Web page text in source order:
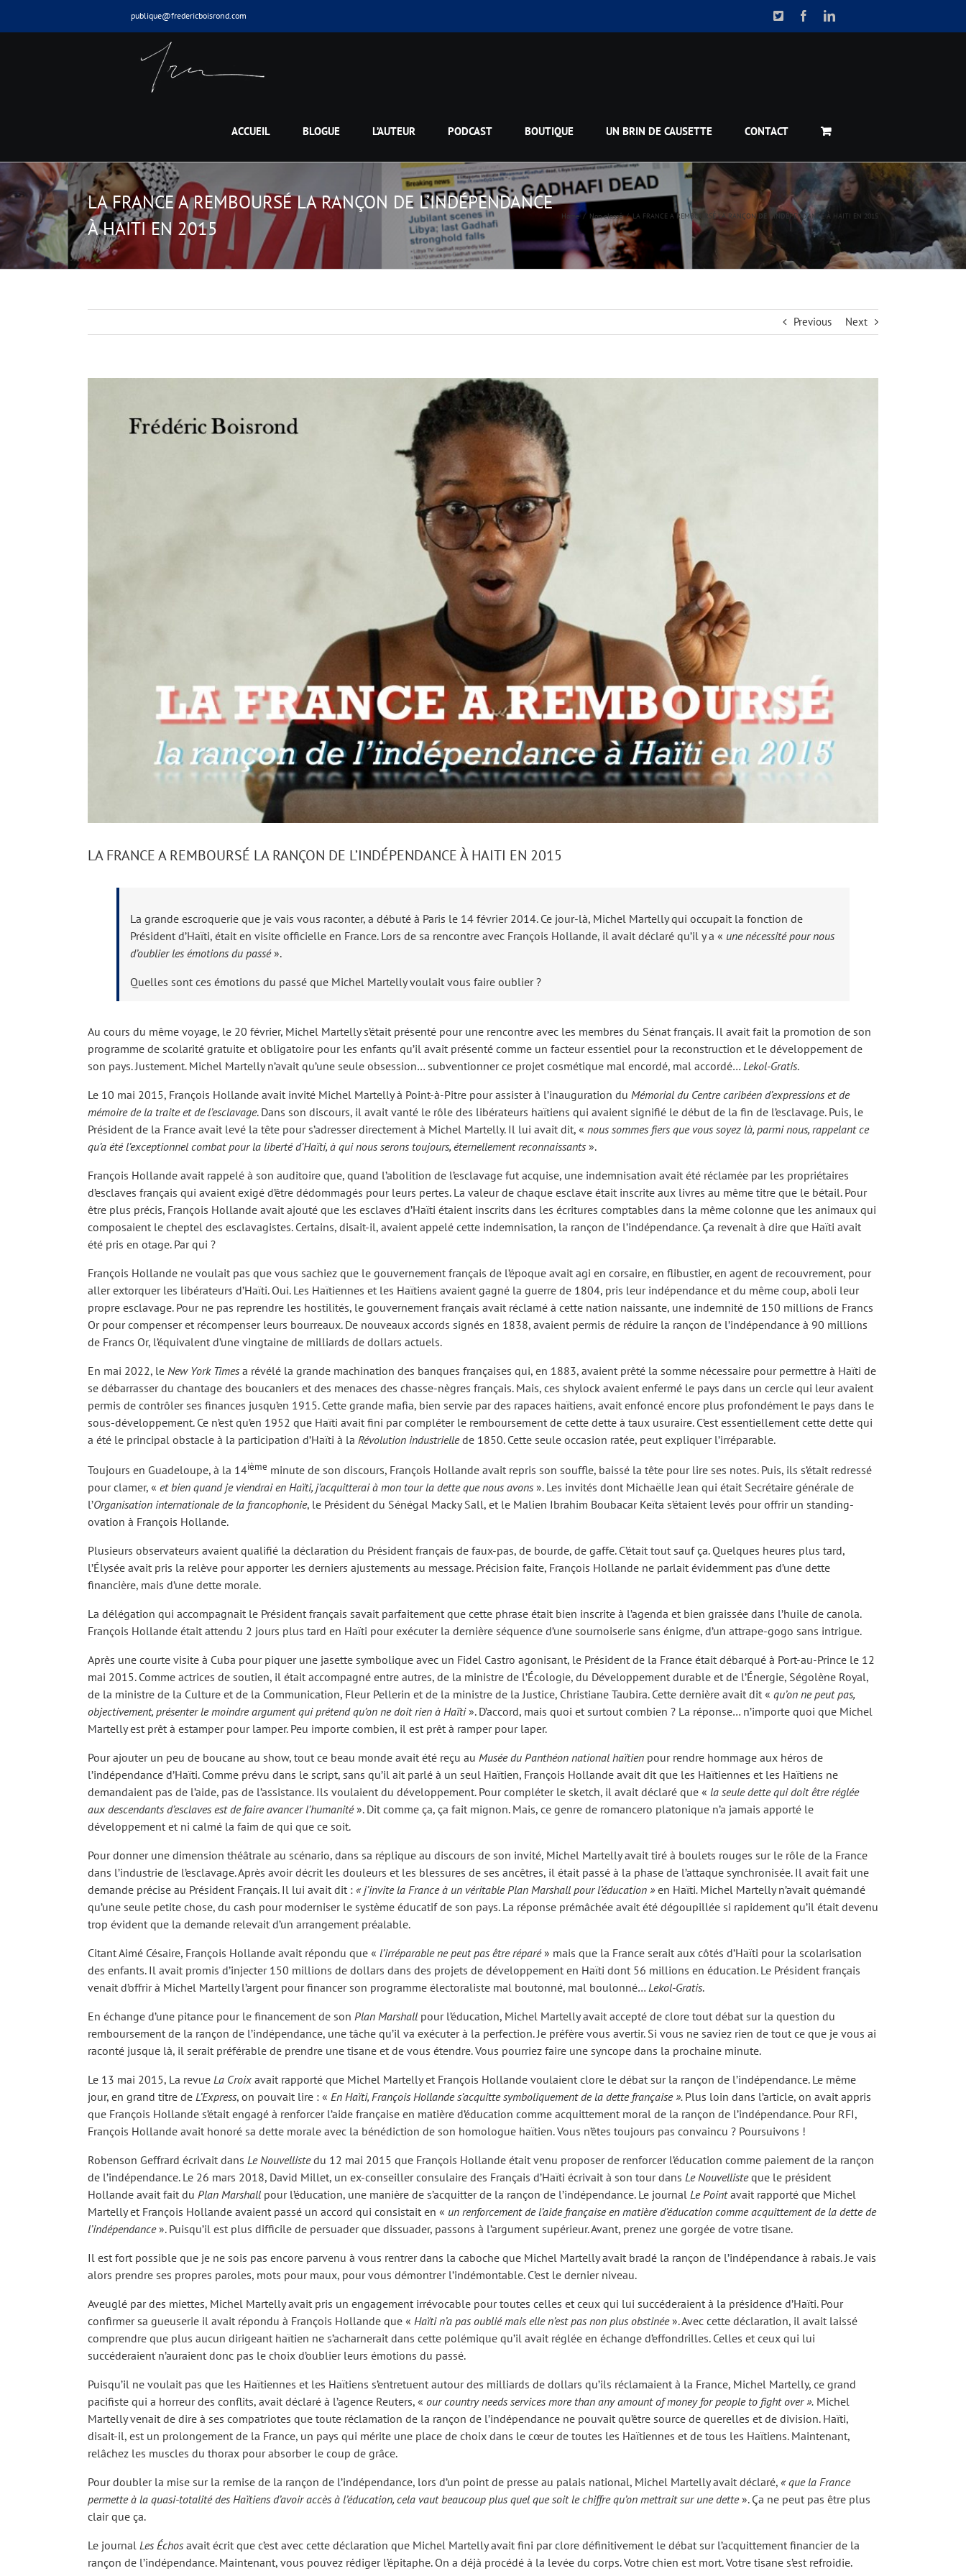
publique@fredericboisrond.com X FacebookLinkedIn
ACCUEIL BLOGUE L’AUTEUR PODCAST BOUTIQUE UN BRIN DE CAUSETTE CONTACT
LA FRANCE A REMBOURSÉ LA RANÇON DE L’INDÉPENDANCE
À HAITI EN 2015
Home Non classé LA FRANCE A REMBOURSÉ LA RANÇON DE L’INDÉPENDANCE À HAITI EN 2015
Previous Next
LA FRANCE A REMBOURSÉ LA RANÇON DE L’INDÉPENDANCE À HAITI EN 2015
La grande escroquerie que je vais vous raconter, a débuté à Paris le 14 février 2014. Ce jour-là, Michel Martelly qui occupait la fonction de
Président d’Haïti, était en visite officielle en France. Lors de sa rencontre avec François Hollande, il avait déclaré qu’il y a « une nécessité pour nous
d’oublier les émotions du passé».
Quelles sont ces émotions du passé que Michel Martelly voulait vous faire oublier ?
Au cours du même voyage, le 20 février, Michel Martelly s’était présenté pour une rencontre avec les membres du Sénat français. Il avait fait la promotion de son
programme de scolarité gratuite et obligatoire pour les enfants qu’il avait présenté comme un facteur essentiel pour la reconstruction et le développement de
son pays. Justement. Michel Martelly n’avait qu’une seule obsession… subventionner ce projet cosmétique mal encordé, mal accordé… Lekol-Gratis.
Le 10 mai 2015, François Hollande avait invité Michel Martelly à Point-à-Pitre pour assister à l’inauguration du Mémorial du Centre caribéen d’expressions et de
mémoire de la traite et de l’esclavage. Dans son discours, il avait vanté le rôle des libérateurs haïtiens qui avaient signifié le début de la fin de l’esclavage. Puis, le
Président de la France avait levé la tête pour s’adresser directement à Michel Martelly. Il lui avait dit, « nous sommes fiers que vous soyez là, parmi nous, rappelant ce
qu’a été l’exceptionnel combat pour la liberté d’Haïti, à qui nous serons toujours, éternellement reconnaissants ».
François Hollande avait rappelé à son auditoire que, quand l’abolition de l’esclavage fut acquise, une indemnisation avait été réclamée par les propriétaires
d’esclaves français qui avaient exigé d’être dédommagés pour leurs pertes. La valeur de chaque esclave était inscrite aux livres au même titre que le bétail. Pour
être plus précis, François Hollande avait ajouté que les esclaves d’Haïti étaient inscrits dans les écritures comptables dans la même colonne que les animaux qui
composaient le cheptel des esclavagistes. Certains, disait-il, avaient appelé cette indemnisation, la rançon de l’indépendance. Ça revenait à dire que Haïti avait
été pris en otage. Par qui ?
François Hollande ne voulait pas que vous sachiez que le gouvernement français de l’époque avait agi en corsaire, en flibustier, en agent de recouvrement, pour
aller extorquer les libérateurs d’Haïti. Oui. Les Haïtiennes et les Haïtiens avaient gagné la guerre de 1804, pris leur indépendance et du même coup, aboli leur
propre esclavage. Pour ne pas reprendre les hostilités, le gouvernement français avait réclamé à cette nation naissante, une indemnité de 150 millions de Francs
Or pour compenser et récompenser leurs bourreaux. De nouveaux accords signés en 1838, avaient permis de réduire la rançon de l’indépendance à 90 millions
de Francs Or, l’équivalent d’une vingtaine de milliards de dollars actuels.
En mai 2022, le New York Times a révélé la grande machination des banques françaises qui, en 1883, avaient prêté la somme nécessaire pour permettre à Haïti de
se débarrasser du chantage des boucaniers et des menaces des chasse-nègres français. Mais, ces shylock avaient enfermé le pays dans un cercle qui leur avaient
permis de contrôler ses finances jusqu’en 1915. Cette grande mafia, bien servie par des rapaces haïtiens, avait enfoncé encore plus profondément le pays dans le
sous-développement. Ce n’est qu’en 1952 que Haïti avait fini par compléter le remboursement de cette dette à taux usuraire. C’est essentiellement cette dette qui
a été le principal obstacle à la participation d’Haïti à la Révolution industriellede 1850. Cette seule occasion ratée, peut expliquer l’irréparable.
Toujours en Guadeloupe, à la 14ième minute de son discours, François Hollande avait repris son souffle, baissé la tête pour lire ses notes. Puis, ils s’était redressé
pour clamer, « et bien quand je viendrai en Haïti, j’acquitterai à mon tour la dette que nous avons ». Les invités dont Michaëlle Jean qui était Secrétaire générale de
l’Organisation internationale de la francophonie, le Président du Sénégal Macky Sall, et le Malien Ibrahim Boubacar Keïta s’étaient levés pour offrir un standing-
ovation à François Hollande.
Plusieurs observateurs avaient qualifié la déclaration du Président français de faux-pas, de bourde, de gaffe. C’était tout sauf ça. Quelques heures plus tard,
l’Élysée avait pris la relève pour apporter les derniers ajustements au message. Précision faite, François Hollande ne parlait évidemment pas d’une dette
financière, mais d’une dette morale.
La délégation qui accompagnait le Président français savait parfaitement que cette phrase était bien inscrite à l’agenda et bien graissée dans l’huile de canola.
François Hollande était attendu 2 jours plus tard en Haïti pour exécuter la dernière séquence d’une sournoiserie sans énigme, d’un attrape-gogo sans intrigue.
Après une courte visite à Cuba pour piquer une jasette symbolique avec un Fidel Castro agonisant, le Président de la France était débarqué à Port-au-Prince le 12
mai 2015. Comme actrices de soutien, il était accompagné entre autres, de la ministre de l’Écologie, du Développement durable et de l’Énergie, Ségolène Royal,
de la ministre de la Culture et de la Communication, Fleur Pellerin et de la ministre de la Justice, Christiane Taubira. Cette dernière avait dit « qu’on ne peut pas,
objectivement, présenter le moindre argument qui prétend qu’on ne doit rien à Haïti». D’accord, mais quoi et surtout combien ? La réponse… n’importe quoi que Michel
Martelly est prêt à estamper pour lamper. Peu importe combien, il est prêt à ramper pour laper.
Pour ajouter un peu de boucane au show, tout ce beau monde avait été reçu au Musée du Panthéon national haïtien pour rendre hommage aux héros de
l’indépendance d’Haïti. Comme prévu dans le script, sans qu’il ait parlé à un seul Haïtien, François Hollande avait dit que les Haïtiennes et les Haïtiens ne
demandaient pas de l’aide, pas de l’assistance. Ils voulaient du développement. Pour compléter le sketch, il avait déclaré que « la seule dette qui doit être réglée
aux descendants d’esclaves est de faire avancer l’humanité». Dit comme ça, ça fait mignon. Mais, ce genre de romancero platonique n’a jamais apporté le
développement et ni calmé la faim de qui que ce soit.
Pour donner une dimension théâtrale au scénario, dans sa réplique au discours de son invité, Michel Martelly avait tiré à boulets rouges sur le rôle de la France
dans l’industrie de l’esclavage. Après avoir décrit les douleurs et les blessures de ses ancêtres, il était passé à la phase de l’attaque synchronisée. Il avait fait une
demande précise au Président Français. Il lui avait dit : « j’invite la France à un véritable Plan Marshall pour l’éducation » en Haïti. Michel Martelly n’avait quémandé
qu’une seule petite chose, du cash pour moderniser le système éducatif de son pays. La réponse prémâchée avait été dégoupillée si rapidement qu’il était devenu
trop évident que la demande relevait d’un arrangement préalable.
Citant Aimé Césaire, François Hollande avait répondu que « l’irréparable ne peut pas être réparé» mais que la France serait aux côtés d’Haïti pour la scolarisation
des enfants. Il avait promis d’injecter 150 millions de dollars dans des projets de développement en Haïti dont 56 millions en éducation. Le Président français
venait d’offrir à Michel Martelly l’argent pour financer son programme électoraliste mal boutonné, mal boulonné… Lekol-Gratis.
En échange d’une pitance pour le financement de son Plan Marshall pour l’éducation, Michel Martelly avait accepté de clore tout débat sur la question du
remboursement de la rançon de l’indépendance, une tâche qu’il va exécuter à la perfection. Je préfère vous avertir. Si vous ne saviez rien de tout ce que je vous ai
raconté jusque là, il serait préférable de prendre une tisane et de vous étendre. Vous pourriez faire une syncope dans la prochaine minute.
Le 13 mai 2015, La revue La Croix avait rapporté que Michel Martelly et François Hollande voulaient clore le débat sur la rançon de l’indépendance. Le même
jour, en grand titre de L’Express, on pouvait lire : « En Haïti, François Hollande s’acquitte symboliquement de la dette française ». Plus loin dans l’article, on avait appris
que François Hollande s’était engagé à renforcer l’aide française en matière d’éducation comme acquittement moral de la rançon de l’indépendance. Pour RFI,
François Hollande avait honoré sa dette morale avec la bénédiction de son homologue haïtien. Vous n’êtes toujours pas convaincu ? Poursuivons !
Robenson Geffrard écrivait dans Le Nouvellistedu 12 mai 2015 que François Hollande était venu proposer de renforcer l’éducation comme paiement de la rançon
de l’indépendance. Le 26 mars 2018, David Millet, un ex-conseiller consulaire des Français d’Haïti écrivait à son tour dans Le Nouvellisteque le président
Hollande avait fait du Plan Marshall pour l’éducation, une manière de s’acquitter de la rançon de l’indépendance. Le journal Le Pointavait rapporté que Michel
Martelly et François Hollande avaient passé un accord qui consistait en « un renforcement de l’aide française en matière d’éducation comme acquittement de la dette de
l’indépendance». Puisqu’il est plus difficile de persuader que dissuader, passons à l’argument supérieur. Avant, prenez une gorgée de votre tisane.
Il est fort possible que je ne sois pas encore parvenu à vous rentrer dans la caboche que Michel Martelly avait bradé la rançon de l’indépendance à rabais. Je vais
alors prendre ses propres paroles, mots pour maux, pour vous démontrer l’indémontable. C’est le dernier niveau.
Aveuglé par des miettes, Michel Martelly avait pris un engagement irrévocable pour toutes celles et ceux qui lui succéderaient à la présidence d’Haïti. Pour
confirmer sa gueuserie il avait répondu à François Hollande que « Haïti n’a pas oublié mais elle n’est pas non plus obstinée». Avec cette déclaration, il avait laissé
comprendre que plus aucun dirigeant haïtien ne s’acharnerait dans cette polémique qu’il avait réglée en échange d’effondrilles. Celles et ceux qui lui
succéderaient n’auraient donc pas le choix d’oublier leurs émotions du passé.
Puisqu’il ne voulait pas que les Haïtiennes et les Haïtiens s’entretuent autour des milliards de dollars qu’ils réclamaient à la France, Michel Martelly, ce grand
pacifiste qui a horreur des conflits, avait déclaré à l’agence Reuters, « our country needs services more than any amount of money for people to fight over ». Michel
Martelly venait de dire à ses compatriotes que toute réclamation de la rançon de l’indépendance ne pouvait qu’être source de querelles et de division. Haïti,
disait-il, est un prolongement de la France, un pays qui mérite une place de choix dans le cœur de toutes les Haïtiennes et de tous les Haïtiens. Maintenant,
relâchez les muscles du thorax pour absorber le coup de grâce.
Pour doubler la mise sur la remise de la rançon de l’indépendance, lors d’un point de presse au palais national, Michel Martelly avait déclaré, « que la France
permette à la quasi-totalité des Haïtiens d’avoir accès à l’éducation, cela vaut beaucoup plus quel que soit le chiffre qu’on mettrait sur une dette». Ça ne peut pas être plus
clair que ça.
Le journal Les Échos avait écrit que c’est avec cette déclaration que Michel Martelly avait fini par clore définitivement le débat sur l’acquittement financier de la
rançon de l’indépendance. Maintenant, vous pouvez rédiger l’épitaphe. On a déjà procédé à la levée du corps. Votre chien est mort. Votre tisane s’est refroidie.
ABONNEZ-VOUS AU BLOGUE
Abonnez-vous pour des exclusivités et ne manquez
jamais nos articles !